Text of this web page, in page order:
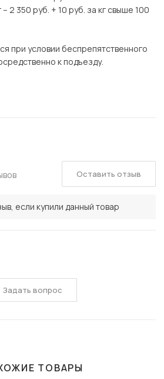
2 350 руб. + 10 руб. за кг свыше 100
при условии беспрепятственного
к подъезду.
если купили данный товар
Оставить отзыв
Задать вопрос
ТОВАРЫ